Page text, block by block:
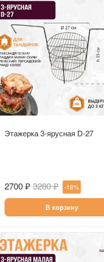
Этажерка 3-ярусная D-27
2700 ₽ 3280 ₽ -18%
В корзину